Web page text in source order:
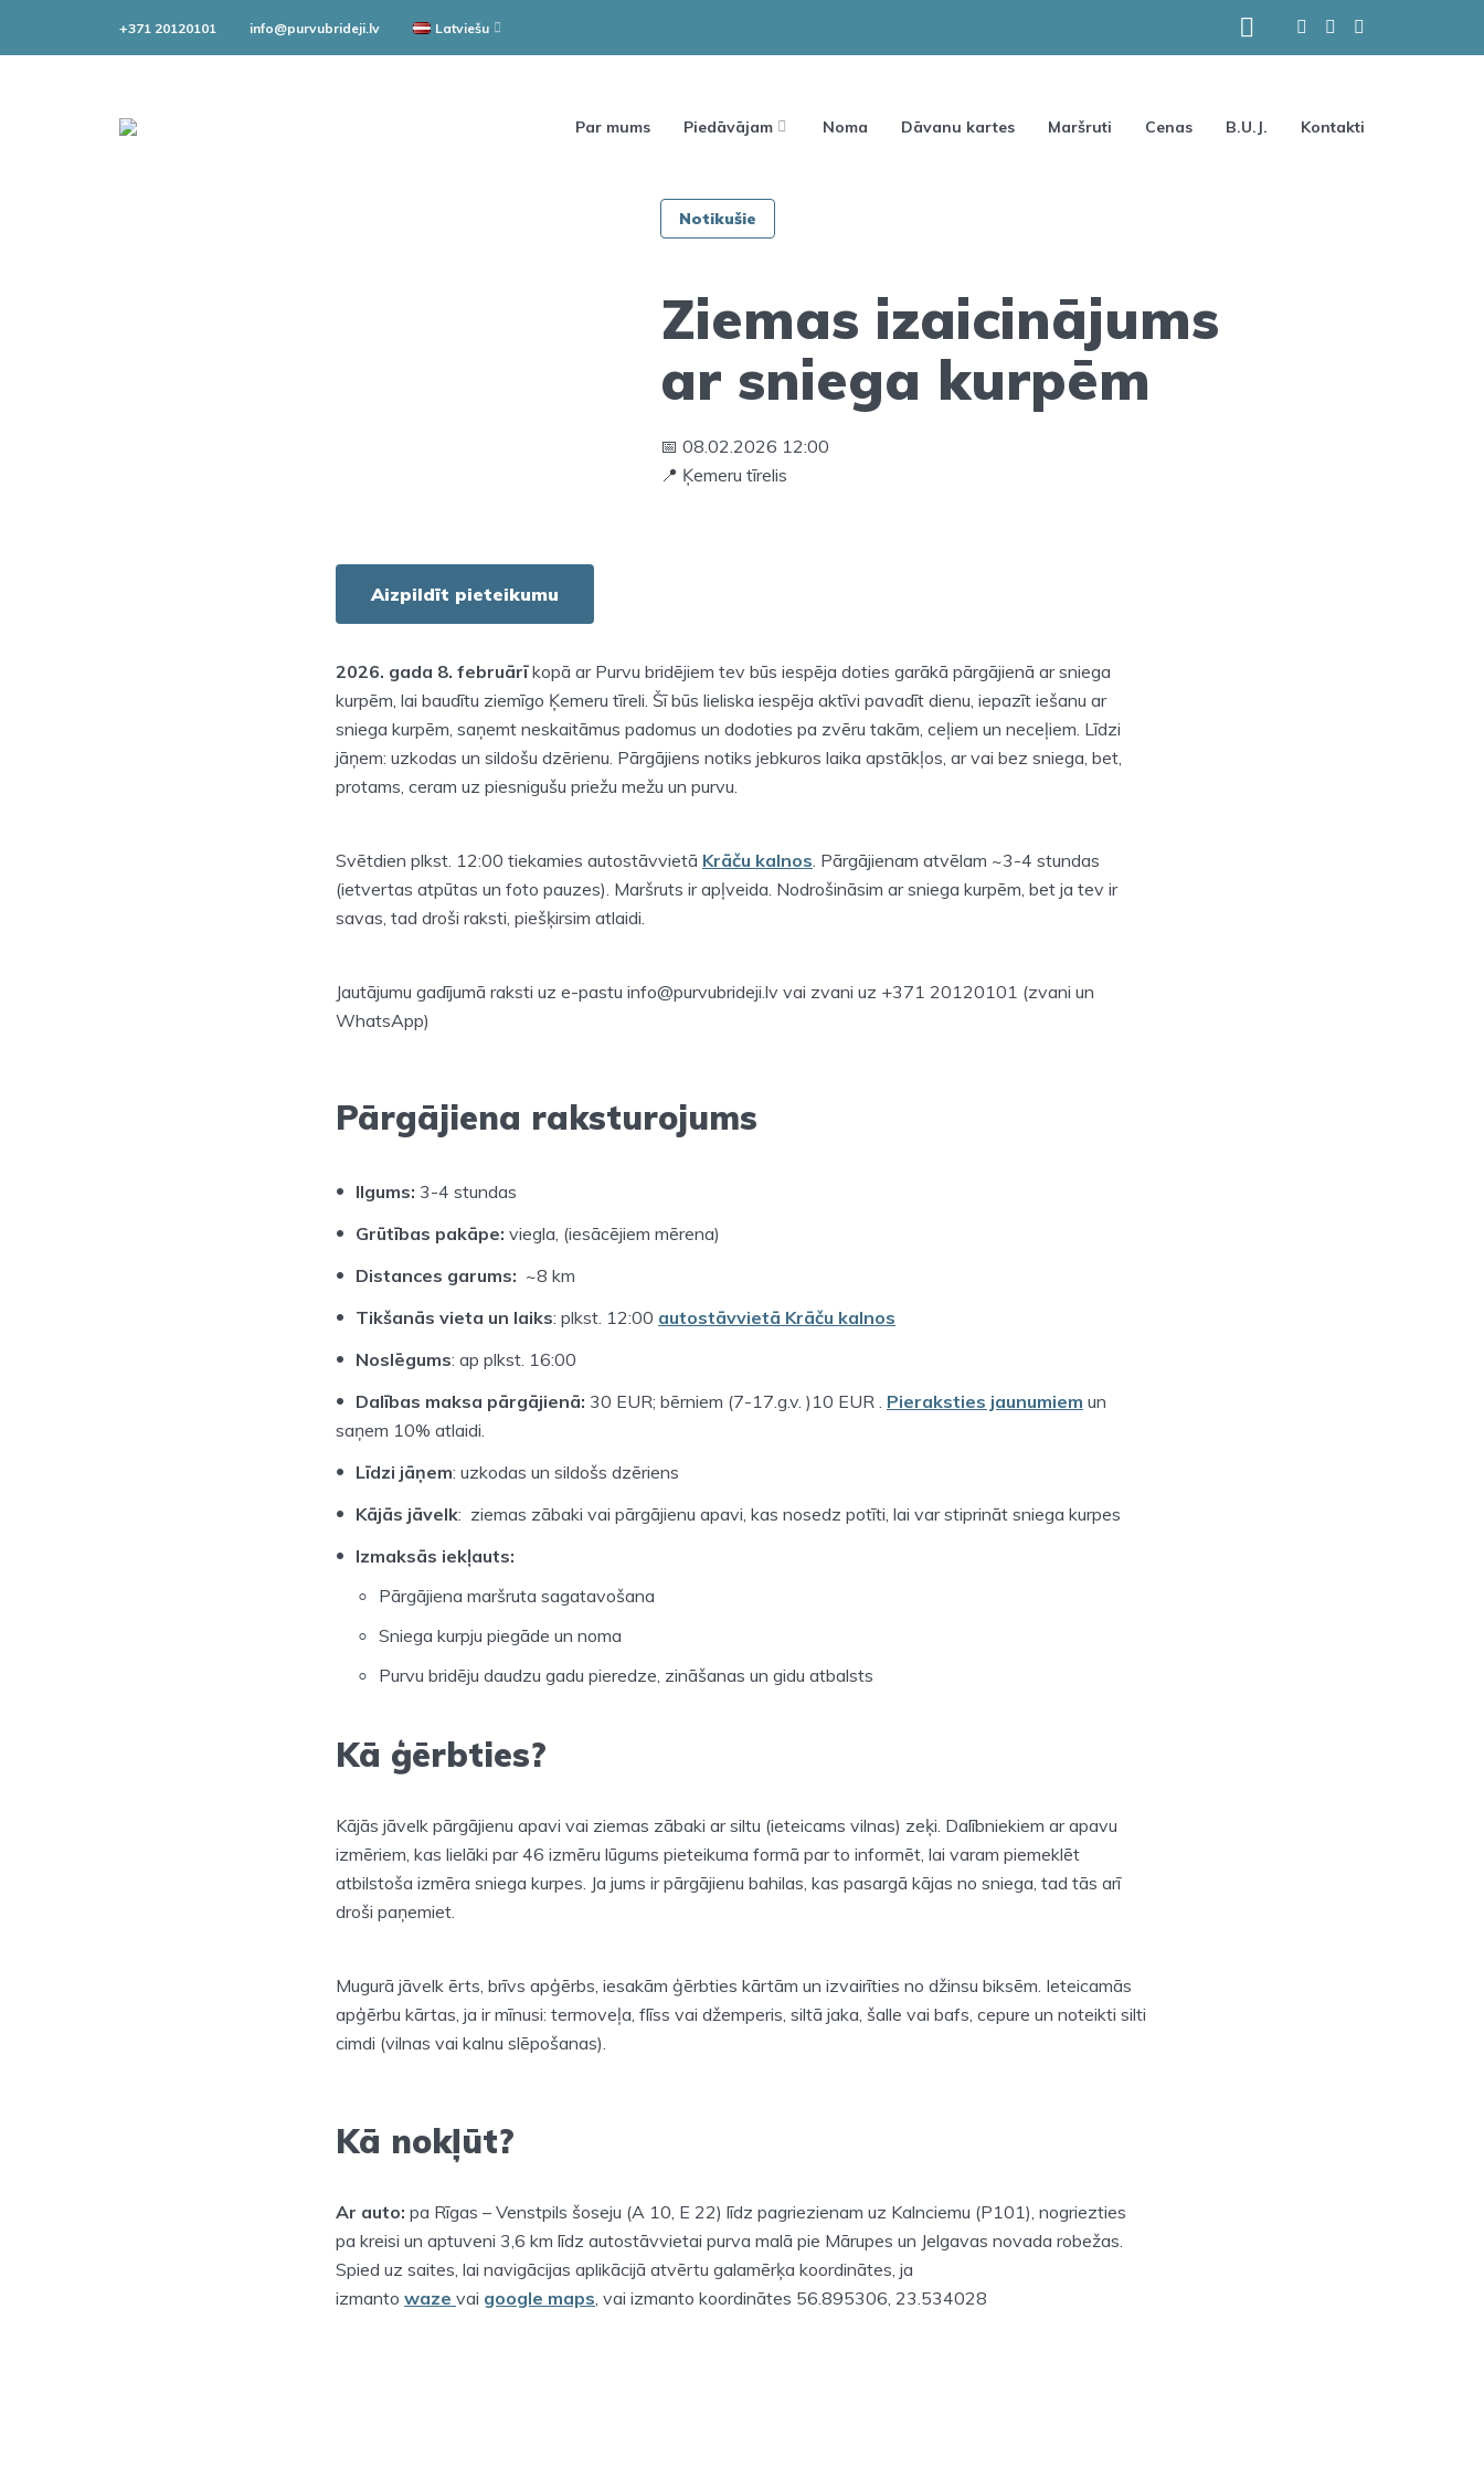
+371 20120101 info@purvubrideji.lv Latviešu
Par mums Piedāvājam Noma Dāvanu kartes Maršruti Cenas B.U.J. Kontakti
Notikušie
Ziemas izaicinājums
ar sniega kurpēm
📅 08.02.2026 12:00
📍 Ķemeru tīrelis
Aizpildīt pieteikumu
2026. gada 8. februārīkopā ar Purvu bridējiem tev būs iespēja doties garākā pārgājienā ar sniega
kurpēm, lai baudītu ziemīgo Ķemeru tīreli. Šī būs lieliska iespēja aktīvi pavadīt dienu, iepazīt iešanu ar
sniega kurpēm, saņemt neskaitāmus padomus un dodoties pa zvēru takām, ceļiem un neceļiem. Līdzi
jāņem: uzkodas un sildošu dzērienu. Pārgājiens notiks jebkuros laika apstākļos, ar vai bez sniega, bet,
protams, ceram uz piesnigušu priežu mežu un purvu.
Svētdien plkst. 12:00 tiekamies autostāvvietā Krāču kalnos . Pārgājienam atvēlam ~3-4 stundas
(ietvertas atpūtas un foto pauzes). Maršruts ir apļveida. Nodrošināsim ar sniega kurpēm, bet ja tev ir
savas, tad droši raksti, piešķirsim atlaidi.
Jautājumu gadījumā raksti uz e-pastu info@purvubrideji.lv vai zvani uz +371 20120101 (zvani un
WhatsApp)
Pārgājiena raksturojums
Ilgums: 3-4 stundas
Grūtības pakāpe: viegla, (iesācējiem mērena)
Distances garums: ~8 km
Tikšanās vieta un laiks: plkst. 12:00 autostāvvietā Krāču kalnos
Noslēgums: ap plkst. 16:00
Dalības maksa pārgājienā: 30 EUR; bērniem (7-17.g.v. )10 EUR . Pieraksties jaunumiem un
saņem 10% atlaidi.
Līdzi jāņem: uzkodas un sildošs dzēriens
Kājās jāvelk: ziemas zābaki vai pārgājienu apavi, kas nosedz potīti, lai var stiprināt sniega kurpes
Izmaksās iekļauts:
Pārgājiena maršruta sagatavošana
Sniega kurpju piegāde un noma
Purvu bridēju daudzu gadu pieredze, zināšanas un gidu atbalsts
Kā ģērbties?
Kājās jāvelk pārgājienu apavi vai ziemas zābaki ar siltu (ieteicams vilnas) zeķi. Dalībniekiem ar apavu
izmēriem, kas lielāki par 46 izmēru lūgums pieteikuma formā par to informēt, lai varam piemeklēt
atbilstoša izmēra sniega kurpes. Ja jums ir pārgājienu bahilas, kas pasargā kājas no sniega, tad tās arī
droši paņemiet.
Mugurā jāvelk ērts, brīvs apģērbs, iesakām ģērbties kārtām un izvairīties no džinsu biksēm. Ieteicamās
apģērbu kārtas, ja ir mīnusi: termoveļa, flīss vai džemperis, siltā jaka, šalle vai bafs, cepure un noteikti silti
cimdi (vilnas vai kalnu slēpošanas).
Kā nokļūt?
Ar auto: pa Rīgas – Venstpils šoseju (A 10, E 22) līdz pagriezienam uz Kalnciemu (P101), nogriezties
pa kreisi un aptuveni 3,6 km līdz autostāvvietai purva malā pie Mārupes un Jelgavas novada robežas.
Spied uz saites, lai navigācijas aplikācijā atvērtu galamērķa koordinātes, ja
izmanto waze vai google maps, vai izmanto koordinātes 56.895306, 23.534028